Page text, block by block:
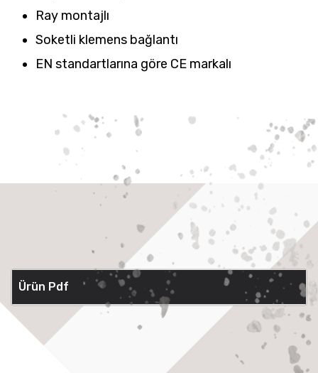
Ray montajlı
Soketli klemens bağlantı
EN standartlarına göre CE markalı
Ürün Pdf